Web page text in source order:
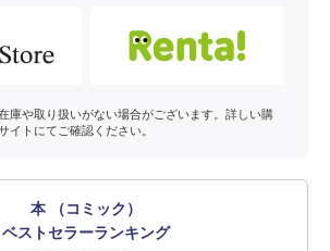
庫や取り扱いがない場合がございます。詳しい購
イトにてご確認ください。
本 （コミック）
ベストセラーランキング